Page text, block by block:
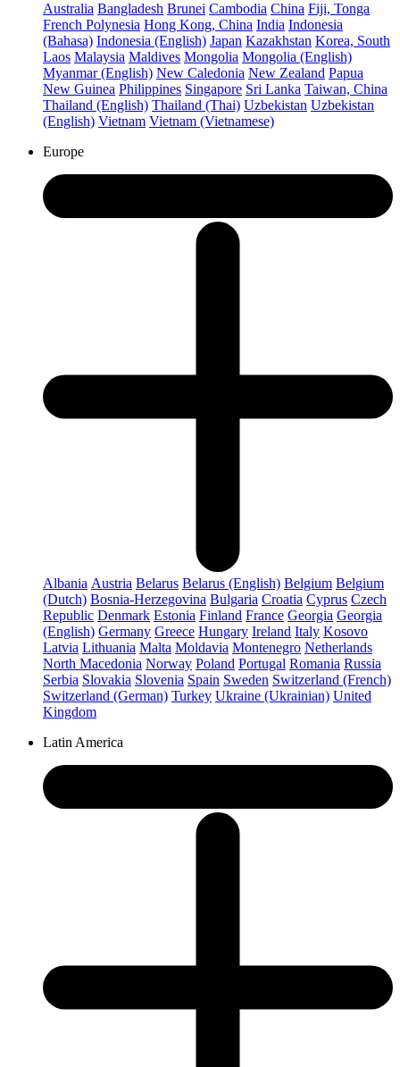
Australia Bangladesh Brunei Cambodia China Fiji, Tonga
French Polynesia Hong Kong, China India Indonesia
(Bahasa) Indonesia (English) Japan Kazakhstan Korea, South
Laos Malaysia Maldives Mongolia Mongolia (English)
Myanmar (English) New Caledonia New Zealand Papua
New Guinea Philippines Singapore Sri Lanka Taiwan, China
Thailand (English) Thailand (Thai) Uzbekistan Uzbekistan
(English) Vietnam Vietnam (Vietnamese)
Europe
Albania Austria Belarus Belarus (English) Belgium Belgium
(Dutch) Bosnia-Herzegovina Bulgaria Croatia Cyprus Czech
Republic Denmark Estonia Finland France Georgia Georgia
(English) Germany Greece Hungary Ireland Italy Kosovo
Latvia Lithuania Malta Moldavia Montenegro Netherlands
North Macedonia Norway Poland Portugal Romania Russia
Serbia Slovakia Slovenia Spain Sweden Switzerland (French)
Switzerland (German) Turkey Ukraine (Ukrainian) United
Kingdom
Latin America